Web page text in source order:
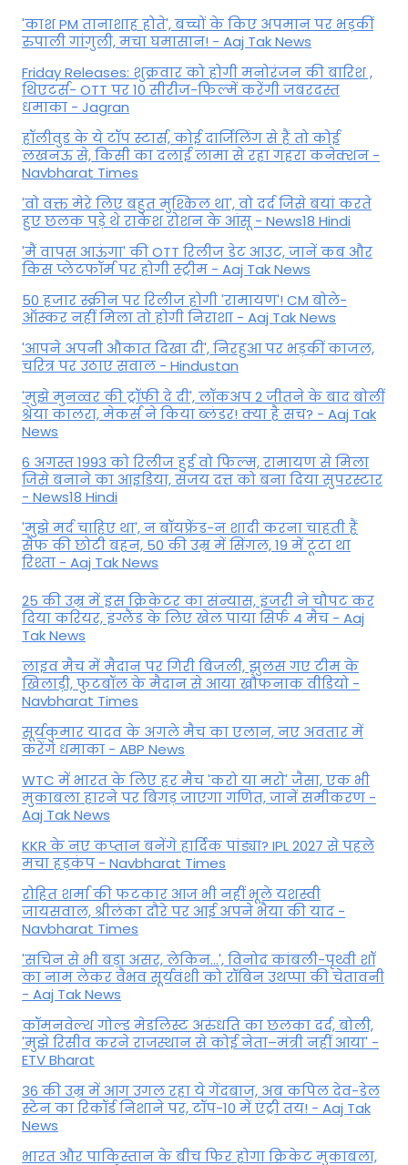
'काश PM तानाशाह होते', बच्चों के किए अपमान पर भड़कीं
रुपाली गांगुली, मचा घमासान! - Aaj Tak News
Friday Releases: शुक्रवार को होगी मनोरंजन की बारिश ,
थिएटर्स- OTT पर 10 सीरीज-फिल्में करेंगी जबरदस्त
धमाका - Jagran
हॉलीवुड के ये टॉप स्टार्स, कोई दार्जिलिंग से हैं तो कोई
लखनऊ से, किसी का दलाई लामा से रहा गहरा कनेक्शन -
Navbharat Times
'वो वक्त मेरे लिए बहुत मुश्किल था', वो दर्द जिसे बयां करते
हुए छलक पड़े थे राकेश रोशन के आंसू - News18 Hindi
'मैं वापस आऊंगा' की OTT रिलीज डेट आउट, जानें कब और
किस प्लेटफॉर्म पर होगी स्ट्रीम - Aaj Tak News
50 हजार स्क्रीन पर रिलीज होगी 'रामायण'! CM बोले-
ऑस्कर नहीं मिला तो होगी निराशा - Aaj Tak News
'आपने अपनी औकात दिखा दी', निरहुआ पर भड़कीं काजल,
चरित्र पर उठाए सवाल - Hindustan
'मुझे मुनव्वर की ट्रॉफी दे दी', लॉकअप 2 जीतने के बाद बोलीं
श्रेया कालरा, मेकर्स ने किया ब्लंडर! क्या है सच? - Aaj Tak
News
6 अगस्त 1993 को रिलीज हुई वो फिल्म, रामायण से मिला
जिसे बनाने का आइडिया, संजय दत्त को बना दिया सुपरस्टार
- News18 Hindi
'मुझे मर्द चाहिए था', न बॉयफ्रेंड-न शादी करना चाहती हैं
सैफ की छोटी बहन, 50 की उम्र में सिंगल, 19 में टूटा था
रिश्ता - Aaj Tak News
25 की उम्र में इस क्रिकेटर का संन्यास, इंजरी ने चौपट कर
दिया करियर, इंग्लैंड के लिए खेल पाया सिर्फ 4 मैच - Aaj
Tak News
लाइव मैच में मैदान पर गिरी बिजली, झुलस गए टीम के
खिलाड़ी, फुटबॉल के मैदान से आया खौफनाक वीडियो -
Navbharat Times
सूर्यकुमार यादव के अगले मैच का एलान, नए अवतार में
करेंगे धमाका - ABP News
WTC में भारत के लिए हर मैच 'करो या मरो' जैसा, एक भी
मुकाबला हारने पर बिगड़ जाएगा गण‍ित, जानें समीकरण -
Aaj Tak News
KKR के नए कप्तान बनेंगे हार्दिक पांड्या? IPL 2027 से पहले
मचा हड़कंप - Navbharat Times
रोहित शर्मा की फटकार आज भी नहीं भूले यशस्वी
जायसवाल, श्रीलंका दौरे पर आई अपने भैया की याद -
Navbharat Times
'सचिन से भी बड़ा असर, लेकिन...', व‍िनोद कांबली-पृथ्वी शॉ
का नाम लेकर वैभव सूर्यवंशी को रॉबिन उथप्पा की चेतावनी
- Aaj Tak News
कॉमनवेल्थ गोल्ड मे​डलिस्ट अरुंधति का छलका दर्द, बोली,
'मुझे रिसीव करने राजस्थान से कोई नेता–मंत्री नहीं आया' -
ETV Bharat
36 की उम्र में आग उगल रहा ये गेंदबाज, अब कपिल देव-डेल
स्टेन का रिकॉर्ड निशाने पर, टॉप-10 में एंट्री तय! - Aaj Tak
News
भारत और पाकिस्तान के बीच फिर होगा क्रिकेट मुकाबला,